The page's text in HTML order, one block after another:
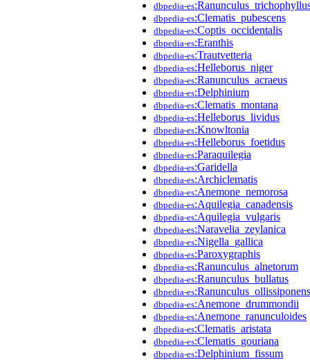
dbpedia-es
dbpedia-es:Clematis_pubescens
dbpedia-es:Coptis_occidentalis
dbpedia-es:Eranthis
dbpedia-es:Trautvetteria
dbpedia-es:Helleborus_niger
dbpedia-es:Ranunculus_acraeus
dbpedia-es:Delphinium
dbpedia-es:Clematis_montana
dbpedia-es:Helleborus_lividus
dbpedia-es:Knowltonia
dbpedia-es:Helleborus_foetidus
dbpedia-es:Paraquilegia
dbpedia-es:Garidella
dbpedia-es:Archiclematis
dbpedia-es:Anemone_nemorosa
dbpedia-es:Aquilegia_canadensis
dbpedia-es:Aquilegia_vulgaris
dbpedia-es:Naravelia_zeylanica
dbpedia-es:Nigella_gallica
dbpedia-es:Paroxygraphis
dbpedia-es:Ranunculus_alnetorum
dbpedia-es:Ranunculus_bullatus
dbpedia-es
dbpedia-es:Anemone_drummondii
dbpedia-es:Anemone_ranunculoides
dbpedia-es:Clematis_aristata
dbpedia-es:Clematis_gouriana
dbpedia-es:Delphinium_fissum